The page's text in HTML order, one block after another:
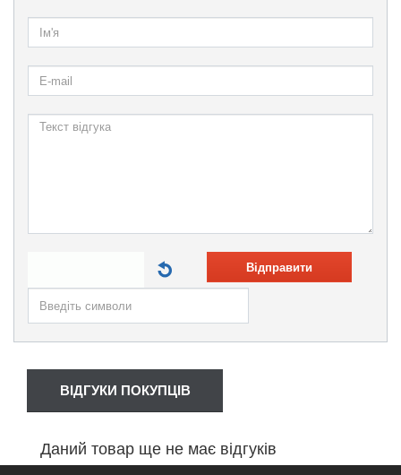
Відправити
ВІДГУКИ ПОКУПЦІВ
Даний товар ще не має відгуків